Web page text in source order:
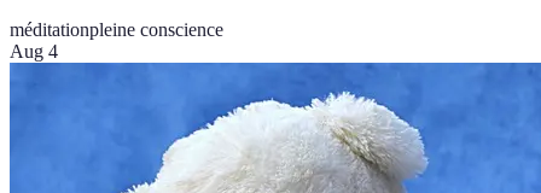
méditationpleine conscience
Aug 4